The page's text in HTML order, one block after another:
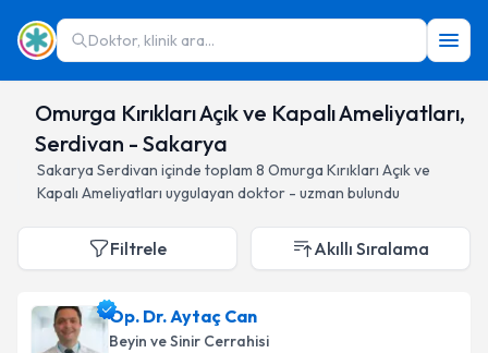
Doktor, klinik ara...
Omurga Kırıkları Açık ve Kapalı Ameliyatları,
Serdivan - Sakarya
Sakarya Serdivan içinde toplam 8 Omurga Kırıkları Açık ve
Kapalı Ameliyatları uygulayan doktor - uzman bulundu
Filtrele Akıllı Sıralama
Op. Dr. Aytaç Can
Beyin ve Sinir Cerrahisi